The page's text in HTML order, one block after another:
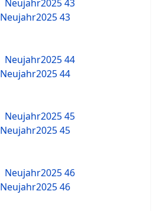
Neujahr2025 43
Neujahr2025 44
Neujahr2025 45
Neujahr2025 46